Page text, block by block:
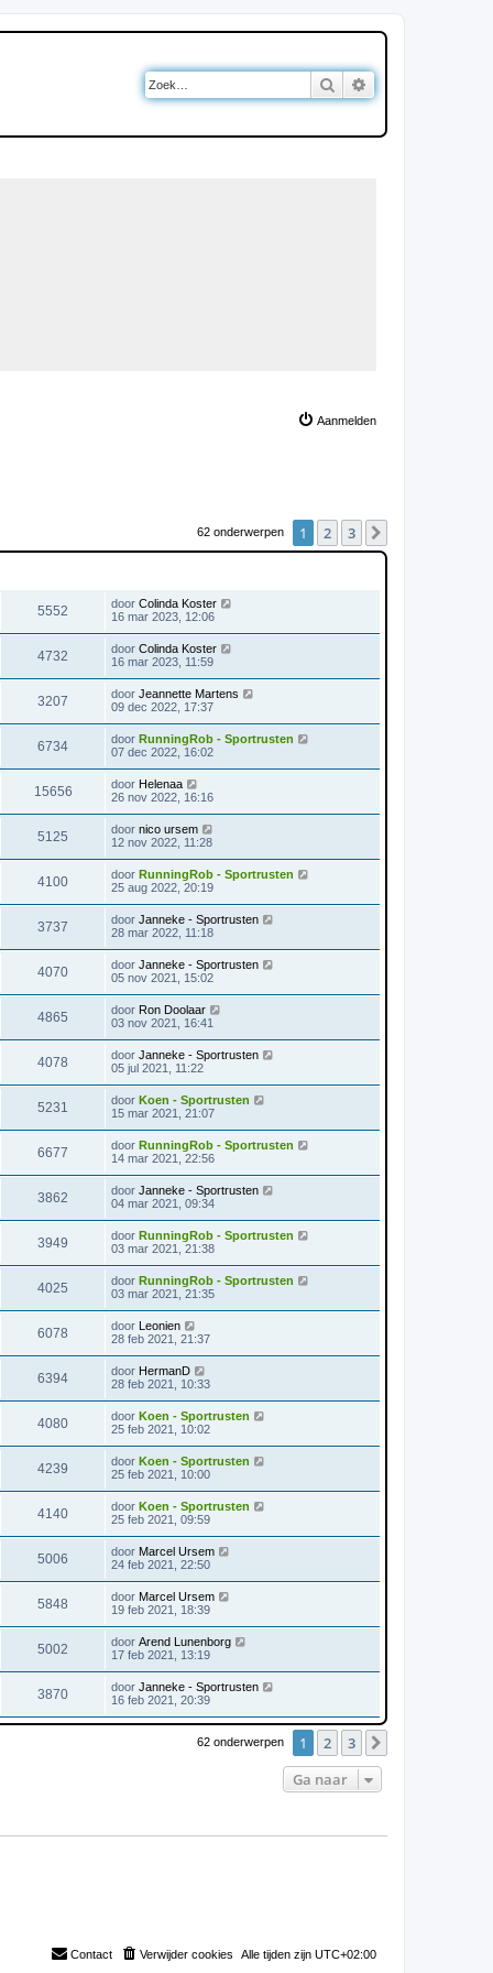
Zoek
Aanmelden
62 onderwerpen 1 2 3
5552 door Colinda Koster
16 mar 2023, 12:06
4732 door Colinda Koster
16 mar 2023, 11:59
3207 door Jeannette Martens
09 dec 2022, 17:37
6734 door RunningRob - Sportrusten
07 dec 2022, 16:02
15656 door Helenaa
26 nov 2022, 16:16
5125 door nico ursem
12 nov 2022, 11:28
4100 door RunningRob - Sportrusten
25 aug 2022, 20:19
3737 door Janneke - Sportrusten
28 mar 2022, 11:18
4070 door Janneke - Sportrusten
05 nov 2021, 15:02
4865 door Ron Doolaar
03 nov 2021, 16:41
4078 door Janneke - Sportrusten
05 jul 2021, 11:22
5231 door Koen - Sportrusten
15 mar 2021, 21:07
6677 door RunningRob - Sportrusten
14 mar 2021, 22:56
3862 door Janneke - Sportrusten
04 mar 2021, 09:34
3949 door RunningRob - Sportrusten
03 mar 2021, 21:38
4025 door RunningRob - Sportrusten
03 mar 2021, 21:35
6078 door Leonien
28 feb 2021, 21:37
6394 door HermanD
28 feb 2021, 10:33
4080 door Koen - Sportrusten
25 feb 2021, 10:02
4239 door Koen - Sportrusten
25 feb 2021, 10:00
4140 door Koen - Sportrusten
25 feb 2021, 09:59
5006 door Marcel Ursem
24 feb 2021, 22:50
5848 door Marcel Ursem
19 feb 2021, 18:39
5002 door Arend Lunenborg
17 feb 2021, 13:19
3870 door Janneke - Sportrusten
16 feb 2021, 20:39
62 onderwerpen 1 2 3
Ga naar
Alle tijden zijn UTC+02:00
Verwijder cookies
Contact